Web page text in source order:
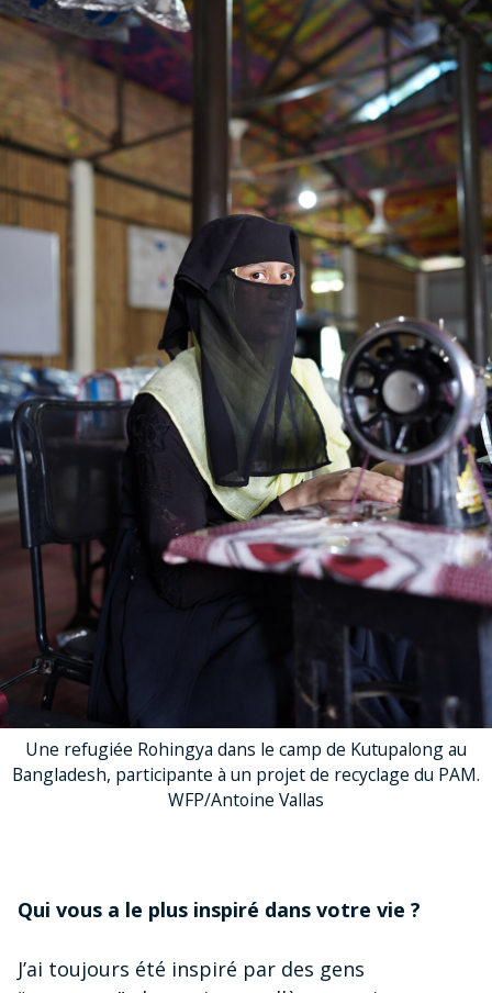
Une refugiée Rohingya dans le camp de Kutupalong au
Bangladesh, participante à un projet de recyclage du PAM.
WFP/Antoine Vallas
Qui vous a le plus inspiré dans votre vie ?
J’ai toujours été inspiré par des gens